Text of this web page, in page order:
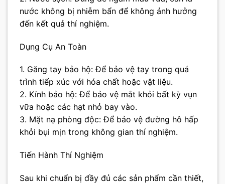
nước không bị nhiễm bẩn để không ảnh hưởng
đến kết quả thí nghiệm.
Dụng Cụ An Toàn
1. Găng tay bảo hộ: Để bảo vệ tay trong quá
trình tiếp xúc với hóa chất hoặc vật liệu.
2. Kính bảo hộ: Để bảo vệ mắt khỏi bất kỳ vụn
vữa hoặc các hạt nhỏ bay vào.
3. Mặt nạ phòng độc: Để bảo vệ đường hô hấp
khỏi bụi mịn trong không gian thí nghiệm.
Tiến Hành Thí Nghiệm
Sau khi chuẩn bị đầy đủ các sản phẩm cần thiết,